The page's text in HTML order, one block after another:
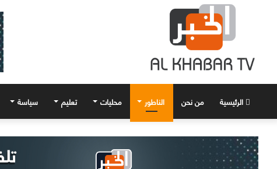
الرئيسية من نحن الناطور محليات تعليم سياسة